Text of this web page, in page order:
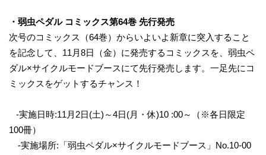
・弱虫ペダル コミックス第64巻 先行発売
次号のコミックス（64巻）からいよいよ新章に突入すること
を記念して、11月8日（金）に発売するコミックスを、弱虫ペ
ダル×サイクルモードブースにて先行発売します。一足先にコ
ミックスをゲットするチャンス！
-実施日時:11月2日(土)～4日(月・休)10 :00～（※各日限定
100冊）
-実施場所:「弱虫ペダル×サイクルモードブース」No.10-00